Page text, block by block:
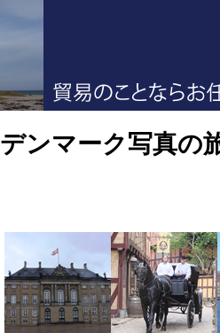
デンマーク写真の